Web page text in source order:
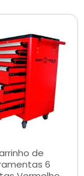
de
6